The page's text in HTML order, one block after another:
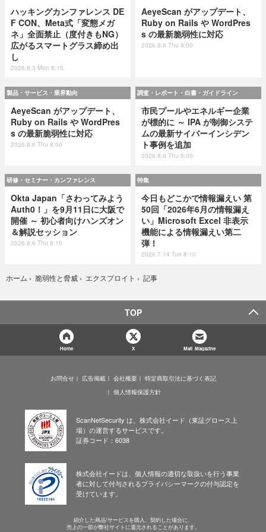
ハッキングカンファレンス DE
F CON、Meta式「変態メガ
ネ」全面禁止（度付きもNG）
広がるスマートグラス締め出
し
2026.8.3 Mon 8:15
AeyeScan がアップデート、
Ruby on Rails や WordPres
s の最新脆弱性に対応
2026.8.6 Thu 8:00
製品・サービス・業界動向
AeyeScan がアップデート、
Ruby on Rails や WordPres
s の最新脆弱性に対応
2026.8.6 Thu 8:00
調査・レポート・白書・ガイドライン
市民プールやエネルギー企業
が標的に ～ IPA が制御システ
ムの最新サイバーインシデン
ト事例を追加
2026.8.6 Thu 8:00
研修・セミナー・カンファレンス
Okta Japan「さわってみよう
Auth0！」を9月11日に大阪で
開催 ～ 初心者向けハンズオン
＆解説セッション
2026.8.6 Thu 8:10
特集
今日もどこかで情報漏えい 第
50回「2026年6月の情報漏え
い」Microsoft Excel 非表示
機能による情報漏えい第二
弾！
2026.7.14 Tue 8:10
ホーム › 脆弱性と脅威 › エクスプロイト › 記事
TOP
Home X Mail Magazine
お問合せ 広告掲載 会社概要
特定商取引法に基づく表記
個人情報保護方針
ScanNetSecurity は、株式会社イード（東証グロース上
場）の運営するサービスです。
証券コード：6038
株式会社イードは、個人情報の適切な取扱いを行う事業
者に対して付与されるプライバシーマークの付与認定を
受けています。
紹介した商品/サービスを購入、契約した場合に、
売上の一部が弊社サイトに還元されることがあります。